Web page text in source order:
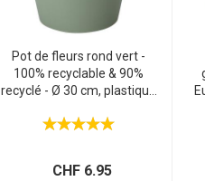
Pot de fleurs rond vert -
100% recyclable & 90%
recyclé - Ø 30 cm, plastique
Empilable
CHF 6.95